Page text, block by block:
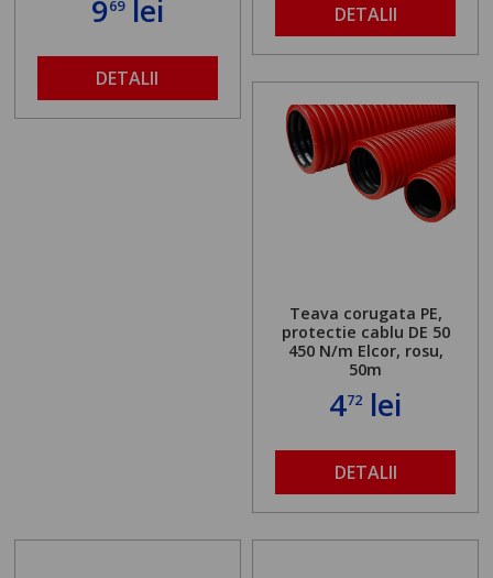
969lei
DETALII
DETALII
Teava corugata PE,
protectie cablu DE 50
450 N/m Elcor, rosu,
50m
472 lei
DETALII